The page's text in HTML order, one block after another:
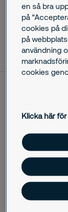
oktober 29, 2025
utbildas i
förebyggande
brandlarm/tillbud.
Avtalet träder i
Utbildningarna
en så bra
på
cookies på
på
användning
cookies
Klicka här